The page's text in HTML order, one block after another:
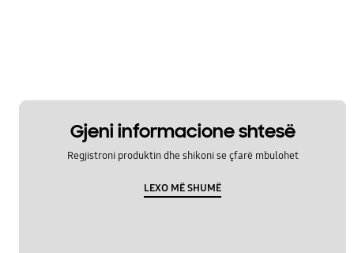
Gjeni informacione shtesë
Regjistroni produktin dhe shikoni se çfarë mbulohet
LEXO MË SHUMË